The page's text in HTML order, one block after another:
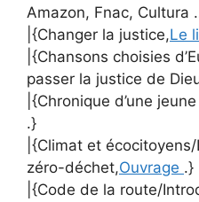
Amazon, Fnac, Cultura
|{Changer la justice,Le
|{Chansons choisies
passer la justice de
|{Chronique d’une
.}
|{Climat et
zéro-déchet,Ouvrage .}
|{Code de la route/